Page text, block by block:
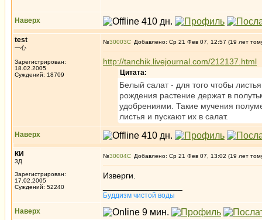
Наверх
test
一心
Зарегистрирован:
18.02.2005
Суждений: 18709
№30003 Добавлено: Ср 21 Фев 07, 12:57 (19 лет
http://tanchik.livejournal.com/212137.html
Цитата:
Белый салат - для того чтобы
рождения растение держат в
удобрениями. Такие мучения
листья и пускают их в салат.
Наверх
КИ
3Д
Зарегистрирован:
17.02.2005
Суждений: 52240
№30004 Добавлено: Ср 21 Фев 07, 13:02 (19 лет
Изверги.
Буддизм чистой воды
Наверх